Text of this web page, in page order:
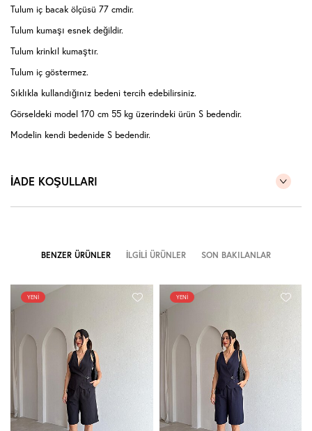
Tulum iç bacak ölçüsü 77 cmdir.
Tulum kumaşı esnek değildir.
Tulum krinkıl kumaştır.
Tulum iç göstermez.
Sıklıkla kullandığınız bedeni tercih edebilirsiniz.
Görseldeki model 170 cm 55 kg üzerindeki ürün S bedendir.
Modelin kendi bedenide S bedendir.
İADE KOŞULLARI
BENZER ÜRÜNLER İLGILI ÜRÜNLER SON BAKILANLAR
YENI YENI